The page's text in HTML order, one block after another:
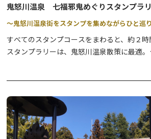
鬼怒川温泉 七福邪鬼めぐりスタンプラ
～鬼怒川温泉街をスタンプを集めながらひと巡
すべてのスタンプコースをまわると、約２
スタンプラリーは、鬼怒川温泉散策に最適。
をそろえていただきます）
温泉街に点在している鬼の陶像は、栃木県
藤原郁三（いくぞう）氏が制作をしたもの
い表情をして、鬼怒川温泉を元気づけていま